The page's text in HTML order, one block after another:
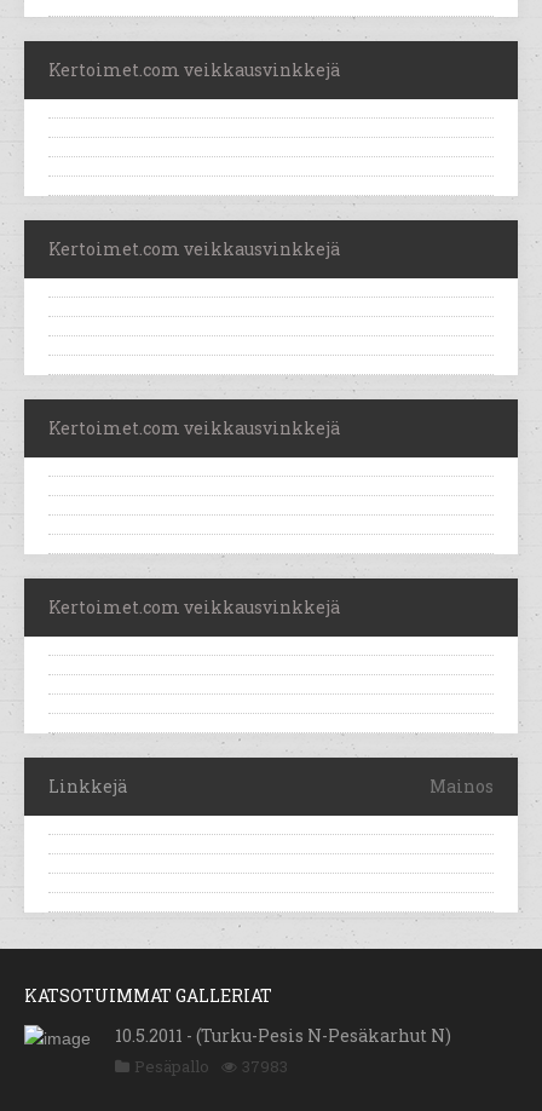
Kertoimet.com veikkausvinkkejä
Kertoimet.com veikkausvinkkejä
Kertoimet.com veikkausvinkkejä
Kertoimet.com veikkausvinkkejä
Linkkejä Mainos
KATSOTUIMMAT GALLERIAT
10.5.2011 - (Turku-Pesis N-Pesäkarhut N)
Pesäpallo 37983